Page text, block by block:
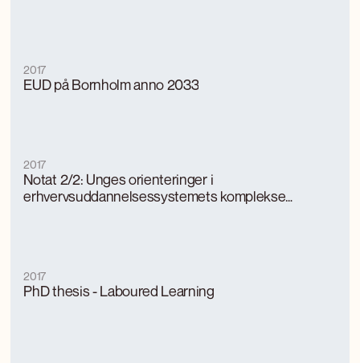
EUD på Bornholm anno 2033
2017
Notat 2/2: Unges orienteringer i
erhvervsuddannelsessystemets komplekse
2017
PhD thesis - Laboured Learning
2017